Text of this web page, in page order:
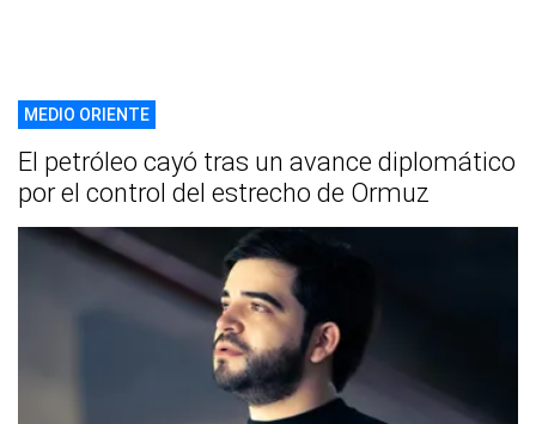
MEDIO ORIENTE
El petróleo cayó tras un avance diplomático
por el control del estrecho de Ormuz